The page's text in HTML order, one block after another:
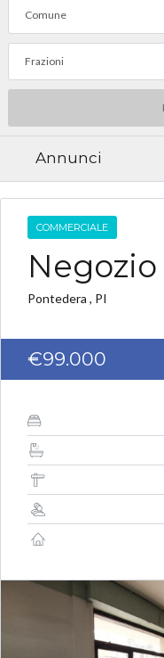
Comune
Frazioni
Annunci
COMMERCIALE
Negozio
Pontedera , PI
€99.000